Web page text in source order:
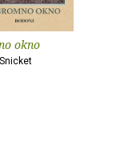
okno